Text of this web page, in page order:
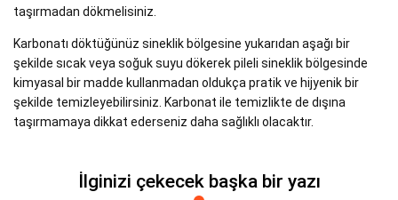
taşırmadan dökmelisiniz.
Karbonatı döktüğünüz sineklik bölgesine yukarıdan aşağı bir
şekilde sıcak veya soğuk suyu dökerek pileli sineklik bölgesinde
kimyasal bir madde kullanmadan oldukça pratik ve hijyenik bir
şekilde temizleyebilirsiniz. Karbonat ile temizlikte de dışına
taşırmamaya dikkat ederseniz daha sağlıklı olacaktır.
İlginizi çekecek başka bir yazı